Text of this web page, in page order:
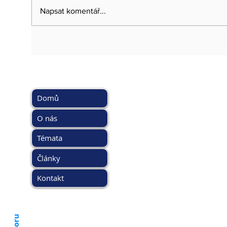
Napsat komentář...
Domů
O nás
Témata
Články
Kontakt